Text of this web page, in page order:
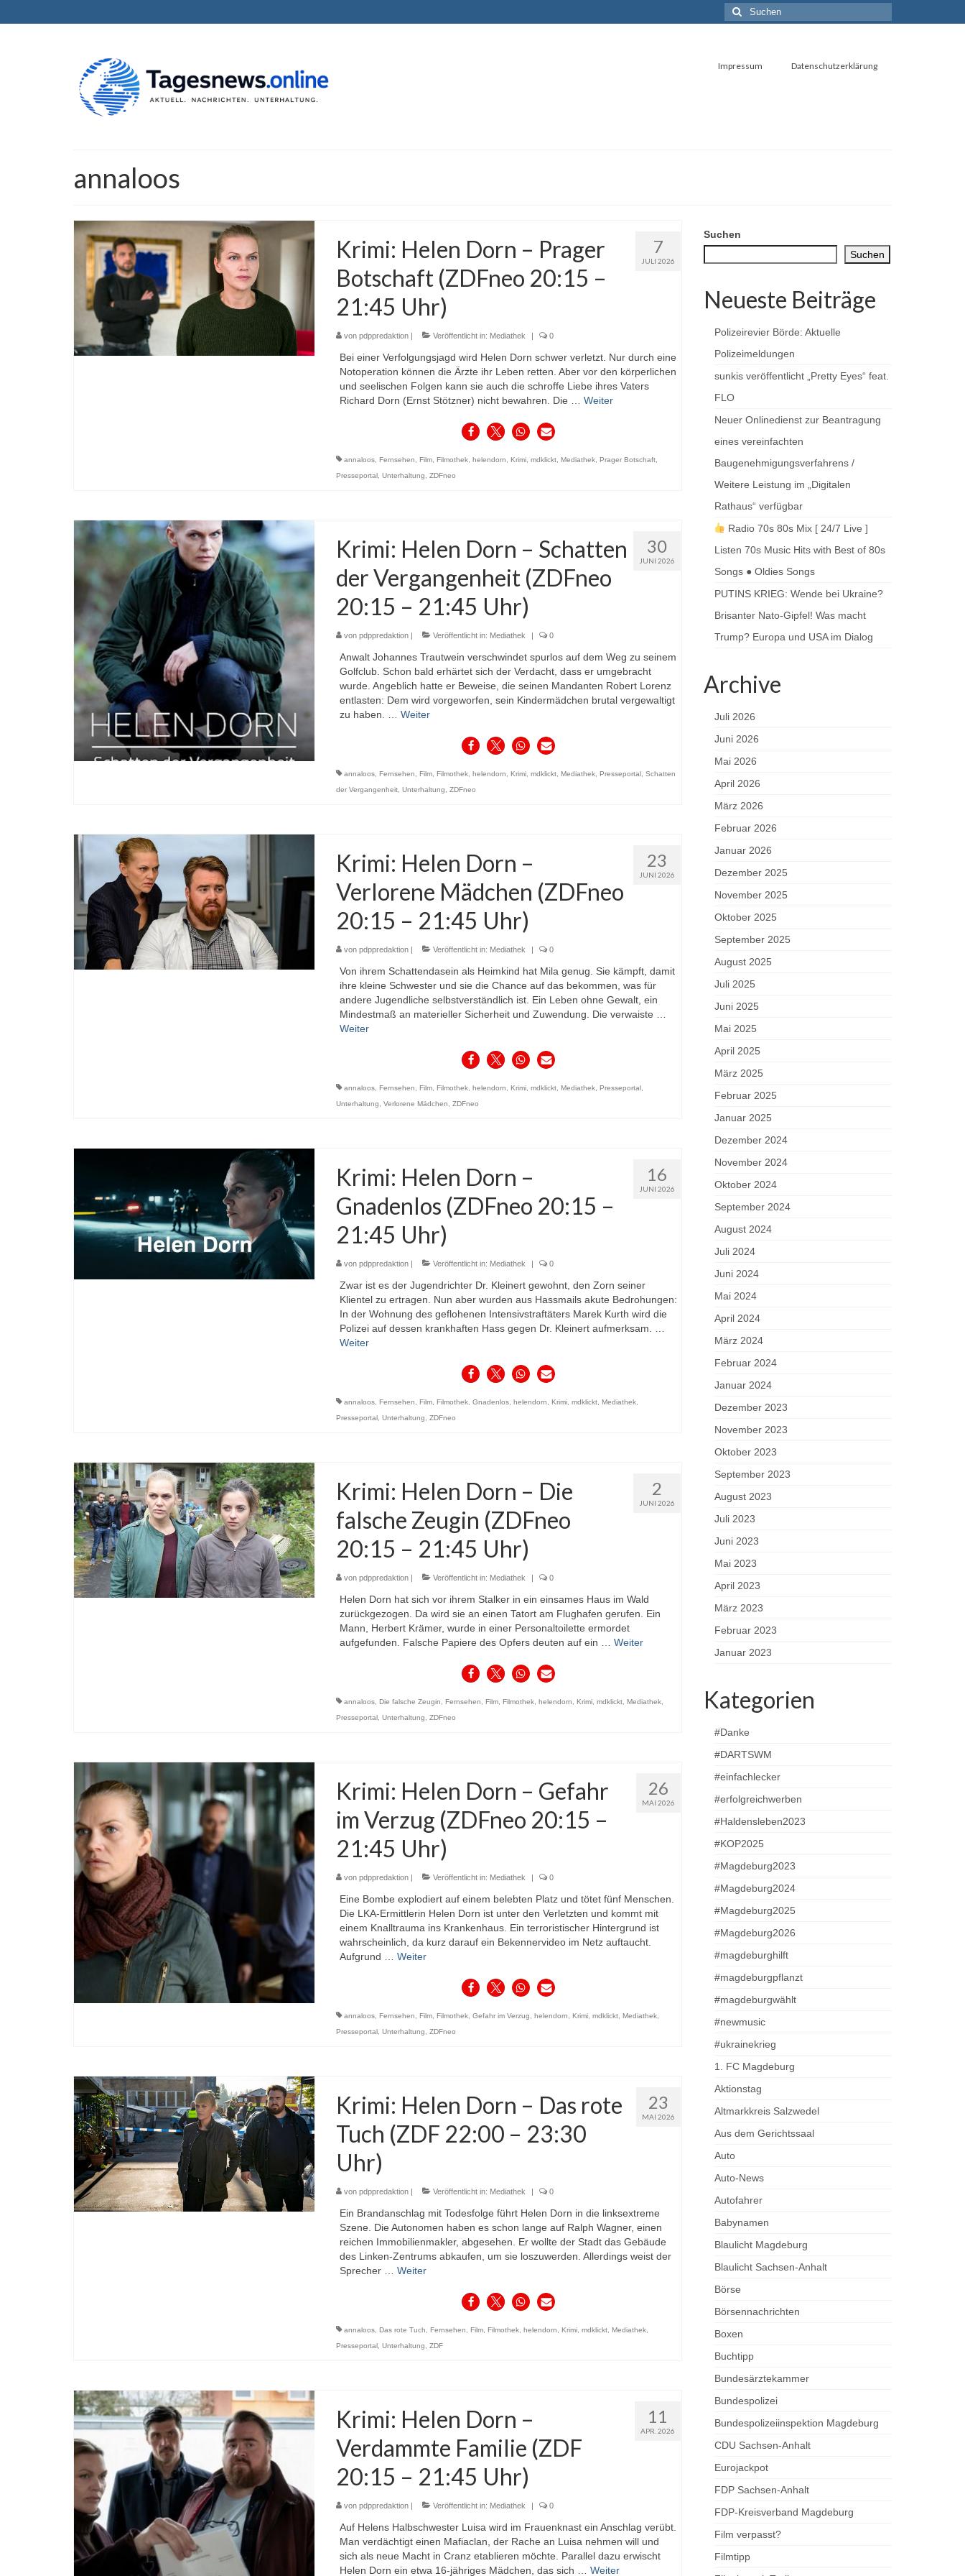
Suchen
nach:
Impressum Datenschutzerklärung
annaloos
7
JULI 2026
Krimi: Helen Dorn – Prager
Botschaft (ZDFneo 20:15 –
21:45 Uhr)
von pdppredaktion| Veröffentlicht in: Mediathek | 0
Bei einer Verfolgungsjagd wird Helen Dorn schwer verletzt. Nur durch eine
Notoperation können die Ärzte ihr Leben retten. Aber vor den körperlichen
und seelischen Folgen kann sie auch die schroffe Liebe ihres Vaters
Richard Dorn (Ernst Stötzner) nicht bewahren. Die … Weiter
annaloos, Fernsehen Film, Filmothek, helendorn Krimi, mdklickt, Mediathek, Prager Botschaft,
Presseportal, Unterhaltung ZDFneo
30
JUNI 2026
Krimi: Helen Dorn – Schatten
der Vergangenheit (ZDFneo
20:15 – 21:45 Uhr)
von pdppredaktion| Veröffentlicht in: Mediathek | 0
Anwalt Johannes Trautwein verschwindet spurlos auf dem Weg zu seinem
Golfclub. Schon bald erhärtet sich der Verdacht, dass er umgebracht
wurde. Angeblich hatte er Beweise, die seinen Mandanten Robert Lorenz
entlasten: Dem wird vorgeworfen, sein Kindermädchen brutal vergewaltigt
zu haben. … Weiter
annaloos, Fernsehen Film, Filmothek, helendorn Krimi, mdklickt, Mediathek, Presseportal, Schatten
der Vergangenheit, Unterhaltung ZDFneo
23
JUNI 2026
Krimi: Helen Dorn –
Verlorene Mädchen (ZDFneo
20:15 – 21:45 Uhr)
von pdppredaktion| Veröffentlicht in: Mediathek | 0
Von ihrem Schattendasein als Heimkind hat Mila genug. Sie kämpft, damit
ihre kleine Schwester und sie die Chance auf das bekommen, was für
andere Jugendliche selbstverständlich ist. Ein Leben ohne Gewalt, ein
Mindestmaß an materieller Sicherheit und Zuwendung. Die verwaiste …
Weiter
annaloos, Fernsehen Film, Filmothek, helendorn Krimi, mdklickt, Mediathek, Presseportal,
Unterhaltung
Verlorene Mädchen ZDFneo
16
JUNI 2026
Krimi: Helen Dorn –
Gnadenlos (ZDFneo 20:15 –
21:45 Uhr)
von pdppredaktion| Veröffentlicht in: Mediathek | 0
Zwar ist es der Jugendrichter Dr. Kleinert gewohnt, den Zorn seiner
Klientel zu ertragen. Nun aber wurden aus Hassmails akute Bedrohungen:
In der Wohnung des geflohenen Intensivstraftäters Marek Kurth wird die
Polizei auf dessen krankhaften Hass gegen Dr. Kleinert aufmerksam. …
Weiter
annaloos, Fernsehen Film, Filmothek, Gnadenlos, helendorn Krimi, mdklickt, Mediathek,
Presseportal, Unterhaltung ZDFneo
2
JUNI 2026
Krimi: Helen Dorn – Die
falsche Zeugin (ZDFneo
20:15 – 21:45 Uhr)
von pdppredaktion| Veröffentlicht in: Mediathek | 0
Helen Dorn hat sich vor ihrem Stalker in ein einsames Haus im Wald
zurückgezogen. Da wird sie an einen Tatort am Flughafen gerufen. Ein
Mann, Herbert Krämer, wurde in einer Personaltoilette ermordet
aufgefunden. Falsche Papiere des Opfers deuten auf ein … Weiter
annaloos, Die falsche Zeugin Fernsehen Film, Filmothek, helendorn Krimi, mdklickt, Mediathek,
Presseportal, Unterhaltung ZDFneo
26
MAI 2026
Krimi: Helen Dorn – Gefahr
im Verzug (ZDFneo 20:15 –
21:45 Uhr)
von pdppredaktion| Veröffentlicht in: Mediathek | 0
Eine Bombe explodiert auf einem belebten Platz und tötet fünf Menschen.
Die LKA-Ermittlerin Helen Dorn ist unter den Verletzten und kommt mit
einem Knalltrauma ins Krankenhaus. Ein terroristischer Hintergrund ist
wahrscheinlich, da kurz darauf ein Bekennervideo im Netz auftaucht.
Aufgrund … Weiter
annaloos, Fernsehen Film, Filmothek, Gefahr im Verzug helendorn Krimi, mdklickt, Mediathek,
Presseportal, Unterhaltung ZDFneo
23
MAI 2026
Krimi: Helen Dorn – Das rote
Tuch (ZDF 22:00 – 23:30
Uhr)
von pdppredaktion| Veröffentlicht in: Mediathek | 0
Ein Brandanschlag mit Todesfolge führt Helen Dorn in die linksextreme
Szene. Die Autonomen haben es schon lange auf Ralph Wagner, einen
reichen Immobilienmakler, abgesehen. Er wollte der Stadt das Gebäude
des Linken-Zentrums abkaufen, um sie loszuwerden. Allerdings weist der
Sprecher … Weiter
annaloos, Das rote Tuch Fernsehen Film, Filmothek, helendorn Krimi, mdklickt, Mediathek,
Presseportal, Unterhaltung ZDF
11
APR. 2026
Krimi: Helen Dorn –
Verdammte Familie (ZDF
20:15 – 21:45 Uhr)
von pdppredaktion| Veröffentlicht in: Mediathek | 0
Auf Helens Halbschwester Luisa wird im Frauenknast ein Anschlag verübt.
Man verdächtigt einen Mafiaclan, der Rache an Luisa nehmen will und
sich als neue Macht in Cranz etablieren möchte. Parallel dazu erwischt
Helen Dorn ein etwa 16-jähriges Mädchen, das sich … Weiter
Suchen
Suchen
Neueste Beiträge
Polizeirevier Börde: Aktuelle
Polizeimeldungen
sunkis veröffentlicht „Pretty Eyes“ feat.
FLO
Neuer Onlinedienst zur Beantragung
eines vereinfachten
Baugenehmigungsverfahrens /
Weitere Leistung im „Digitalen
Rathaus“ verfügbar
Radio 70s 80s Mix [ 24/7 Live ]
Listen 70s Music Hits with Best of 80s
Songs ● Oldies Songs
PUTINS KRIEG: Wende bei Ukraine?
Brisanter Nato-Gipfel! Was macht
Trump? Europa und USA im Dialog
Archive
Juli 2026
Juni 2026
Mai 2026
April 2026
März 2026
Februar 2026
Januar 2026
Dezember 2025
November 2025
Oktober 2025
September 2025
August 2025
Juli 2025
Juni 2025
Mai 2025
April 2025
März 2025
Februar 2025
Januar 2025
Dezember 2024
November 2024
Oktober 2024
September 2024
August 2024
Juli 2024
Juni 2024
Mai 2024
April 2024
März 2024
Februar 2024
Januar 2024
Dezember 2023
November 2023
Oktober 2023
September 2023
August 2023
Juli 2023
Juni 2023
Mai 2023
April 2023
März 2023
Februar 2023
Januar 2023
Kategorien
#Danke
#DARTSWM
#einfachlecker
#erfolgreichwerben
#Haldensleben2023
#KOP2025
#Magdeburg2023
#Magdeburg2024
#Magdeburg2025
#Magdeburg2026
#magdeburghilft
#magdeburgpflanzt
#magdeburgwählt
#newmusic
#ukrainekrieg
1. FC Magdeburg
Aktionstag
Altmarkkreis Salzwedel
Aus dem Gerichtssaal
Auto
Auto-News
Autofahrer
Babynamen
Blaulicht Magdeburg
Blaulicht Sachsen-Anhalt
Börse
Börsennachrichten
Boxen
Buchtipp
Bundesärztekammer
Bundespolizei
Bundespolizeiinspektion Magdeburg
CDU Sachsen-Anhalt
Eurojackpot
FDP Sachsen-Anhalt
FDP-Kreisverband Magdeburg
Film verpasst?
Filmtipp